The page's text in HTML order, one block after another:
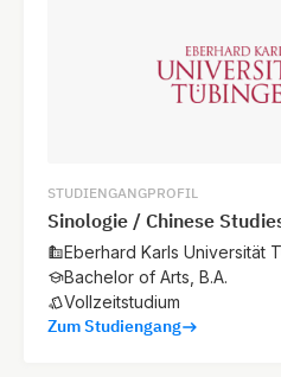
STUDIENGANGPROFIL
Sinologie / Chinese
Eberhard Karls Universität
Bachelor of Arts, B.A.
Vollzeitstudium
Zum Studiengang